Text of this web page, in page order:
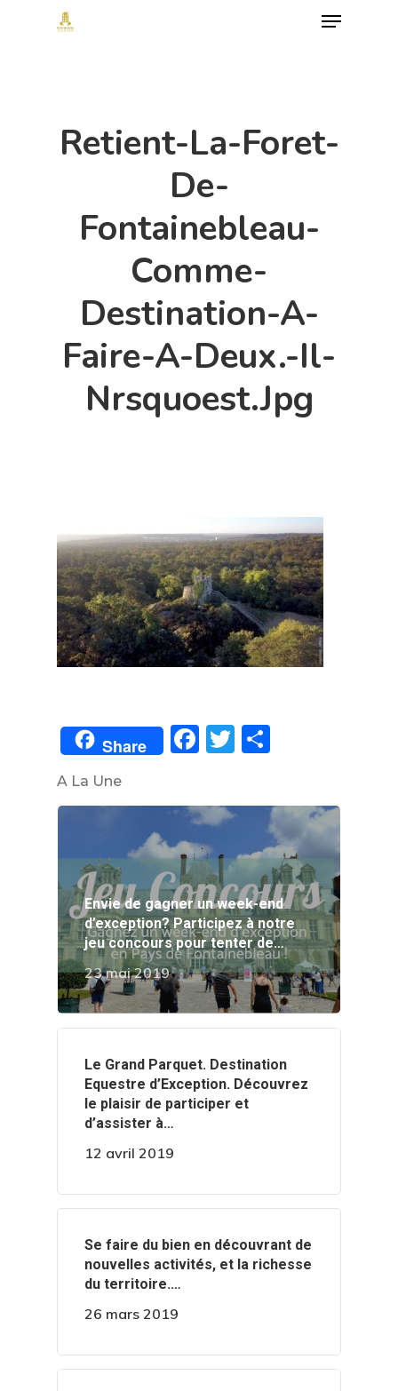
Menu
Retient-La-Foret-
De-
Fontainebleau-
Comme-
Destination-A-
Faire-A-Deux.-Il-
Nrsquoest.jpg
Share Facebook
Twitter
A La Une
Envie de gagner un week-end
d’exception? Participez à notre
jeu concours pour tenter de…
23 mai 2019
‍️Le Grand Parquet. Destination
Equestre d’Exception. Découvrez
le plaisir de participer et
d’assister à…
12 avril 2019
‍️Se faire du bien en découvrant de
nouvelles activités, et la richesse
du territoire.…
26 mars 2019